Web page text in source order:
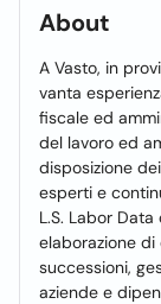
About
A Vasto, in
vanta
fiscale ed
del lavoro ed
disposizione
esperti e
L.S. Labor
elaborazione
successioni,
aziende e